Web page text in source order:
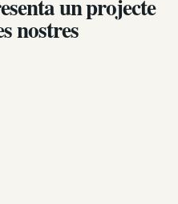
un projecte
nostres